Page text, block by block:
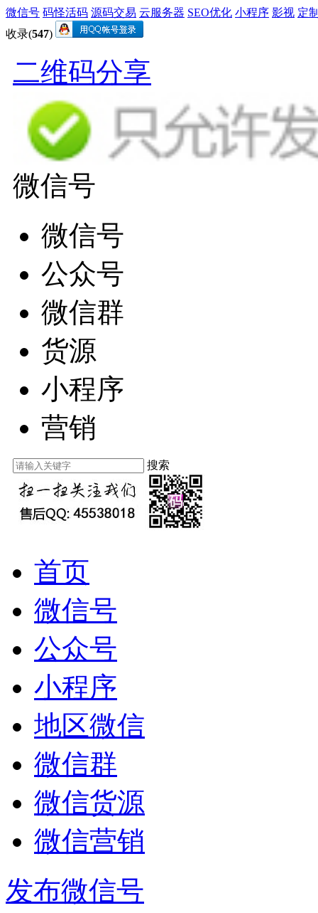
微信号 码怪活码 源码交易 云服务器 SEO优化 小程序 影视 定
收录(547)
二维码分享
微信号
微信号
公众号
微信群
货源
小程序
营销
搜索
首页
微信号
公众号
小程序
地区微信
微信群
微信货源
微信营销
发布微信号